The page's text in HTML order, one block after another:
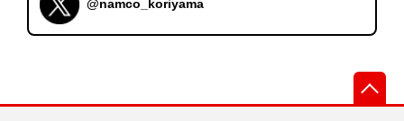
@namco_koriyama